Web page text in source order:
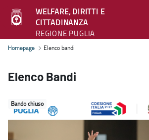
WELFARE, DIRITTI E
CITTADINANZA
REGIONE PUGLIA
Elenco bandi - Welfare, diritti e cittadinanza
Homepage Elenco bandi
Elenco Bandi
Bando chiuso